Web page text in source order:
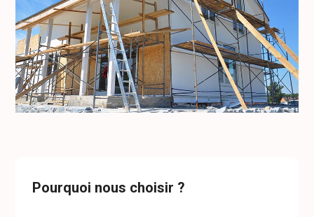
Pourquoi nous choisir ?